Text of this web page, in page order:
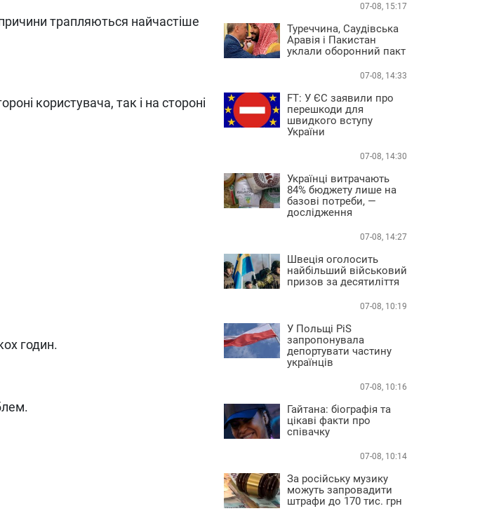
трапляються найчастіше
користувача, так і на стороні
годин.
07-08, 15:17
Туреччина, Саудівська
Аравія і Пакистан
уклали оборонний пакт
07-08, 14:33
FT: У ЄС заявили про
перешкоди для
швидкого вступу
України
07-08, 14:30
Українці витрачають
84% бюджету лише на
базові потреби, —
дослідження
07-08, 14:27
Швеція оголосить
найбільший військовий
призов за десятиліття
07-08, 10:19
У Польщі PiS
запропонувала
депортувати частину
українців
07-08, 10:16
Гайтана: біографія та
цікаві факти про
співачку
07-08, 10:14
За російську музику
можуть запровадити
штрафи до 170 тис. грн